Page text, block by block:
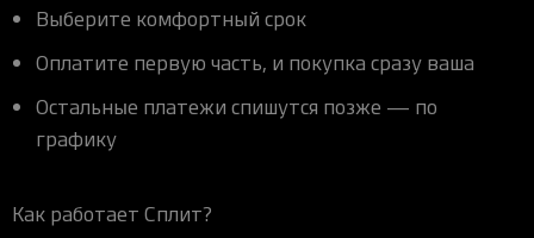
Выберите комфортный срок
Оплатите первую часть, и покупка сразу ваша
Остальные платежи спишутся позже — по
графику
Как работает Сплит?